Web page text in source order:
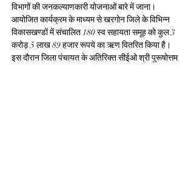
विभागों की जनकल्याणकारी योजनाओं बारे में जाना।
आयोजित कार्यक्रम के माध्यम से खरगोन जिले के विभिन्न
विकासखण्डों में संचालित 180 स्व सहायता समूह को कुल 3
करोड़ 5 लाख 89 हजार रूपये का ऋण वितरित किया है।
इस दौरान जिला पंचायत के अतिरिक्त सीईओ श्री पुरूषोत्तम